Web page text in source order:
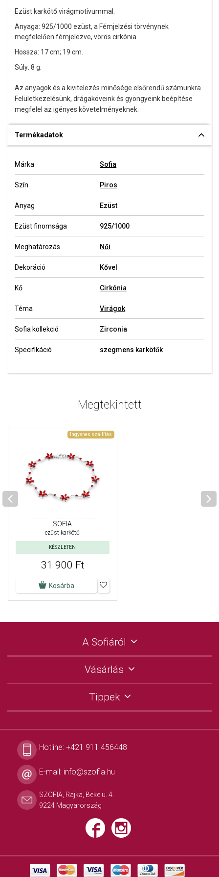
Ezüst karkötő virágmotívummal.
Anyaga: 925/1000 ezüst, a Fémjelzési törvénynek
megfelelően fémjelezve, vörös cirkónia.
Hossza: 17 cm; 19 cm.
Súly: 8 g.
Az anyagok és a kivitelezés minősége elsőrendű számunkra.
Felületkezelésünk, drágaköveink és gyöngyeink beépítése
megfelel az igényes követelményeknek.
Termékadatok
Márka Sofia
Szín Piros
Anyag Ezüst
Ezüst finomsága 925/1000
Meghatározás Női
Dekoráció Kővel
Kő Cirkónia
Téma Virágok
Sofia kollekció Zirconia
Specifikáció szegmens karkötők
Megtekintett
Ingyenes szállítás
SOFIA
ezüst karkötő
KÉSZLETEN
31 900 Ft
Kosárba
A Sofiáról
Vásárlás
Tippek
Hotline: +421 911 456448
E-mail: info@szofia.hu
SZOFIA, Rajka, Beke u. 4.
9224 Magyarország